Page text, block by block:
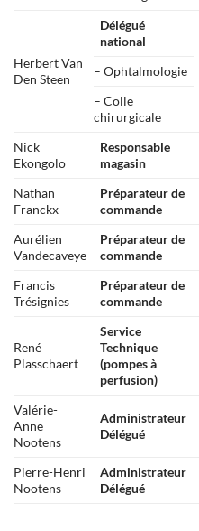
Herbert Van
Den Steen
Délégué
national
– Ophtalmologie
– Colle
chirurgicale
Nick
Ekongolo
Responsable
magasin
Nathan
Franckx
Préparateur de
commande
Aurélien
Vandecaveye
Préparateur de
commande
Francis
Trésignies
Préparateur de
commande
René
Plasschaert
Service
Technique
(pompes à
perfusion)
Valérie-
Anne
Nootens
Administrateur
Délégué
Pierre-Henri
Nootens
Administrateur
Délégué